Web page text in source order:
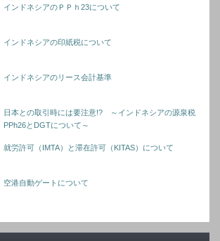
インドネシアのＰＰｈ23について
インドネシアの印紙税について
インドネシアのリース会計基準
日本との取引時には要注意!? ～インドネシアの源泉税
PPh26とDGTについて～
就労許可（IMTA）と滞在許可（KITAS）について
空港自動ゲートについて